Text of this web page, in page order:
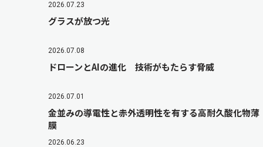
2026.07.23
グラスが放つ光
2026.07.08
ドローンとAIの進化 技術がもたらす脅威
2026.07.01
金並みの導電性と赤外透明性を有する高耐久酸化物薄
膜
2026.06.23